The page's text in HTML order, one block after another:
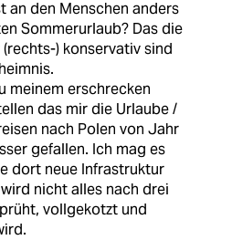
an den Menschen anders
Sommerurlaub? Das die
(rechts-) konservativ sind
meinem erschrecken
das mir die Urlaube /
nach Polen von Jahr
gefallen. Ich mag es
dort neue Infrastruktur
nicht alles nach drei
vollgekotzt und